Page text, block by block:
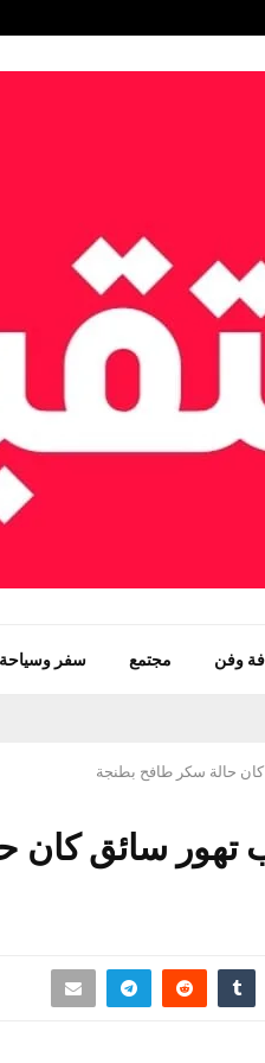
وفن مجتمع سفر وسياحة
حالة سكر طافح بطنجة
سائق كان